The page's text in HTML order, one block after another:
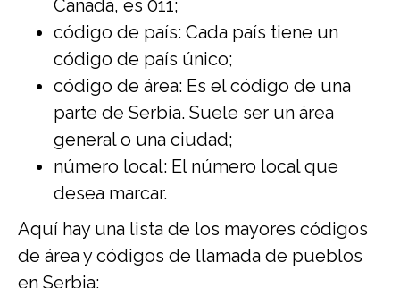
Canadá, es 011;
código de país: Cada país tiene un
código de país único;
código de área: Es el código de una
parte de Serbia. Suele ser un área
general o una ciudad;
número local: El número local que
desea marcar.
Aquí hay una lista de los mayores códigos
de área y códigos de llamada de pueblos
en Serbia: